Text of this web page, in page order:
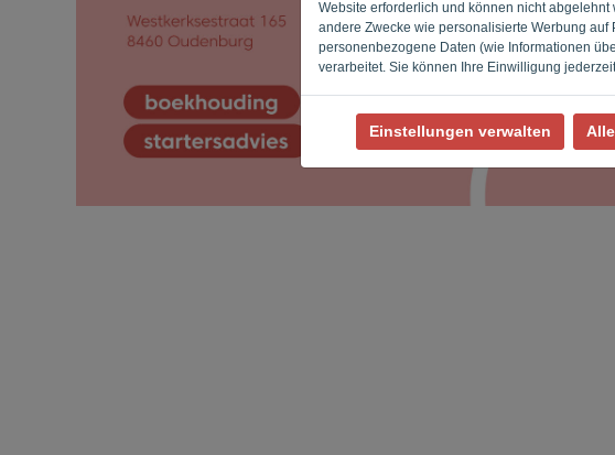
Website erforderlich und können nicht
andere Zwecke wie personalisierte Werbung
personenbezogene Daten (wie Informationen
verarbeitet. Sie können Ihre Einwilligung
Einstellungen verwalten